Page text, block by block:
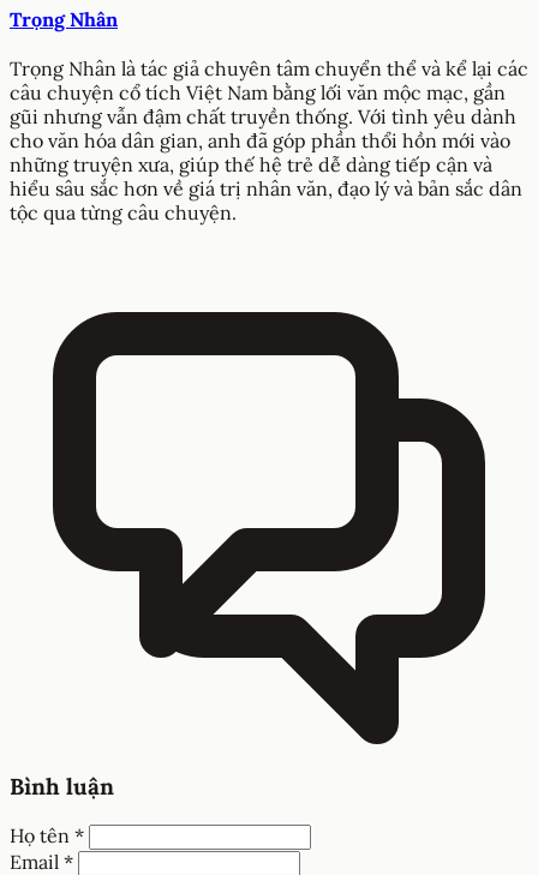
Trọng Nhân
Trọng Nhân là tác giả chuyên tâm chuyển thể và kể lại các
câu chuyện cổ tích Việt Nam bằng lối văn mộc mạc, gần
gũi nhưng vẫn đậm chất truyền thống. Với tình yêu dành
cho văn hóa dân gian, anh đã góp phần thổi hồn mới vào
những truyện xưa, giúp thế hệ trẻ dễ dàng tiếp cận và
hiểu sâu sắc hơn về giá trị nhân văn, đạo lý và bản sắc dân
tộc qua từng câu chuyện.
Bình luận
Họ tên *
Email *